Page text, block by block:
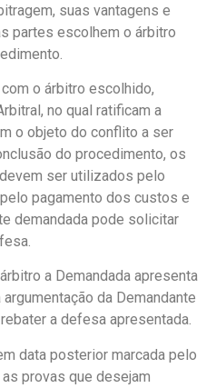
suas vantagens e
partes escolhem o árbitro
o árbitro escolhido,
no qual ratificam a
o objeto do conflito a ser
do procedimento, os
ser utilizados pelo
pagamento dos custos e
demandada pode solicitar
a Demandada apresenta
da Demandante
a defesa apresentada.
data posterior marcada pelo
provas que desejam